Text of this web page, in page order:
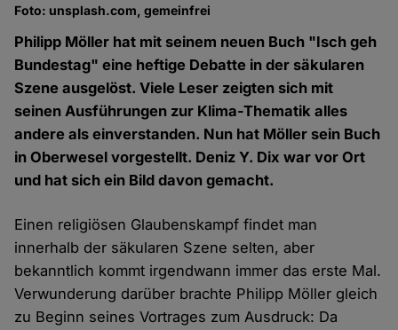
Foto: unsplash.com, gemeinfrei
Philipp Möller hat mit seinem neuen Buch "Isch geh
Bundestag" eine heftige Debatte in der säkularen
Szene ausgelöst. Viele Leser zeigten sich mit
seinen Ausführungen zur Klima-Thematik alles
andere als einverstanden. Nun hat Möller sein Buch
in Oberwesel vorgestellt. Deniz Y. Dix war vor Ort
und hat sich ein Bild davon gemacht.
Einen religiösen Glaubenskampf findet man
innerhalb der säkularen Szene selten, aber
bekanntlich kommt irgendwann immer das erste Mal.
Verwunderung darüber brachte Philipp Möller gleich
zu Beginn seines Vortrages zum Ausdruck: Da